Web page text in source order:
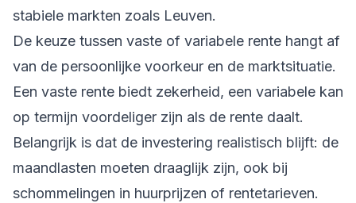
stabiele markten zoals Leuven.
De keuze tussen vaste of variabele rente hangt af
van de persoonlijke voorkeur en de marktsituatie.
Een vaste rente biedt zekerheid, een variabele kan
op termijn voordeliger zijn als de rente daalt.
Belangrijk is dat de investering realistisch blijft: de
maandlasten moeten draaglijk zijn, ook bij
schommelingen in huurprijzen of rentetarieven.